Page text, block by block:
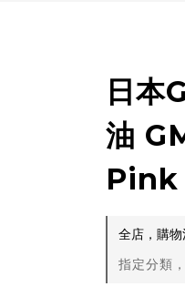
日本
油
Pink
全店，購
指定分類